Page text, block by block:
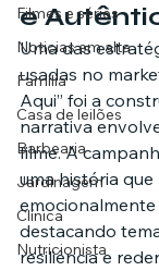
Filmes e séries
Noticias em alta
Família
Casa de leilões
Barbearia
Jardinagem
Clínica
Nutricionista
e
Uma das
usadas no
Aqui” foi a
narrativa
filme. A
uma história que
destacando
resiliência e